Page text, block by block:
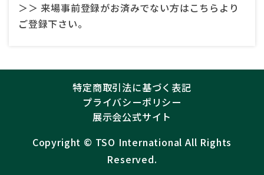
＞＞ 来場事前登録がお済みでない方はこちらより
ご登録下さい。
特定商取引法に基づく表記
プライバシーポリシー
展示会公式サイト
Copyright ©︎ TSO International All Rights
Reserved.